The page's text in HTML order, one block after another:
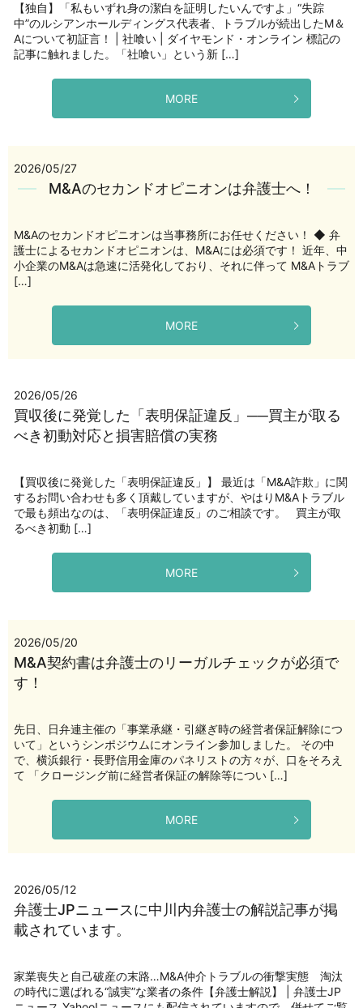
【独自】「私もいずれ身の潔白を証明したいんですよ」“失踪
中”のルシアンホールディングス代表者、トラブルが続出したM＆
Aについて初証言！ | 社喰い | ダイヤモンド・オンライン 標記の
記事に触れました。「社喰い」という新 […]
MORE
2026/05/27
M&Aのセカンドオピニオンは弁護士へ！
M&Aのセカンドオピニオンは当事務所にお任せください！ ◆ 弁
護士によるセカンドオピニオンは、M&Aには必須です！ 近年、中
小企業のM&Aは急速に活発化しており、それに伴って M&Aトラブ
[…]
MORE
2026/05/26
買収後に発覚した「表明保証違反」──買主が取る
べき初動対応と損害賠償の実務
【買収後に発覚した「表明保証違反」】 最近は「M&A詐欺」に関
するお問い合わせも多く頂戴していますが、やはりM&Aトラブル
で最も頻出なのは、「表明保証違反」のご相談です。 買主が取
るべき初動 […]
MORE
2026/05/20
M&A契約書は弁護士のリーガルチェックが必須で
す！
先日、日弁連主催の「事業承継・引継ぎ時の経営者保証解除につ
いて」というシンポジウムにオンライン参加しました。 その中
で、横浜銀行・長野信用金庫のパネリストの方々が、口をそろえ
て 「クロージング前に経営者保証の解除等につい […]
MORE
2026/05/12
弁護士JPニュースに中川内弁護士の解説記事が掲
載されています。
家業喪失と自己破産の末路…M&A仲介トラブルの衝撃実態 淘汰
の時代に選ばれる“誠実”な業者の条件【弁護士解説】 | 弁護士JP